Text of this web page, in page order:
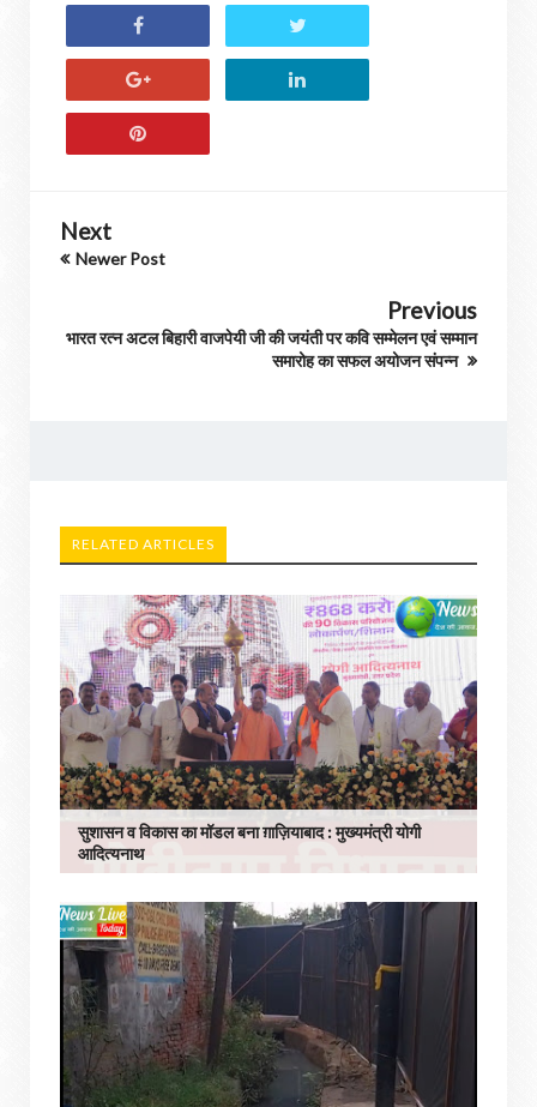
Next
Newer Post
Previous
भारत रत्न अटल बिहारी वाजपेयी जी की जयंती पर कवि सम्मेलन एवं सम्मान
समारोह का सफल अयोजन संपन्न
RELATED ARTICLES
सुशासन व विकास का मॉडल बना ग़ाज़ियाबाद : ​मुख्यमंत्री योगी
आदित्यनाथ